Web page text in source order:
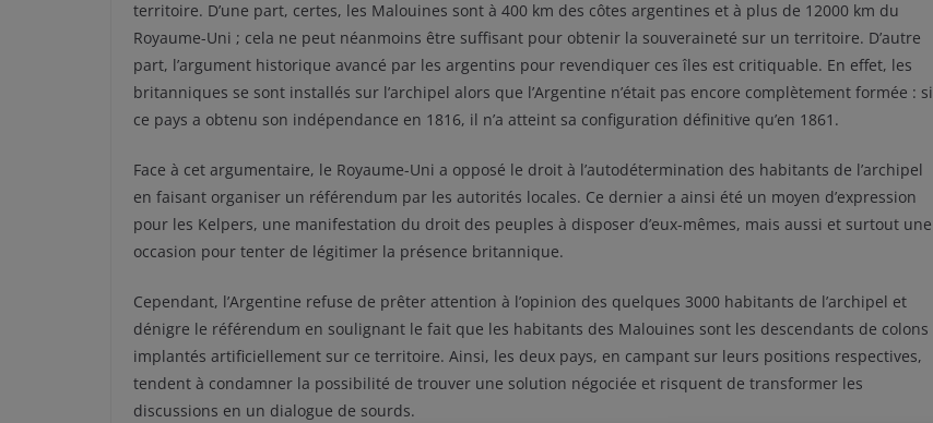
territoire. D’une part, certes, les Malouines sont à 400 km des côtes argentines et à plus de 12000 km du
Royaume-Uni ; cela ne peut néanmoins être suffisant pour obtenir la souveraineté sur un territoire. D’autre
part, l’argument historique avancé par les argentins pour revendiquer ces îles est critiquable. En effet, les
britanniques se sont installés sur l’archipel alors que l’Argentine n’était pas encore complètement formée : si
ce pays a obtenu son indépendance en 1816, il n’a atteint sa configuration définitive qu’en 1861.
Face à cet argumentaire, le Royaume-Uni a opposé le droit à l’autodétermination des habitants de l’archipel
en faisant organiser un référendum par les autorités locales. Ce dernier a ainsi été un moyen d’expression
pour les Kelpers, une manifestation du droit des peuples à disposer d’eux-mêmes, mais aussi et surtout une
occasion pour tenter de légitimer la présence britannique.
Cependant, l’Argentine refuse de prêter attention à l’opinion des quelques 3000 habitants de l’archipel et
dénigre le référendum en soulignant le fait que les habitants des Malouines sont les descendants de colons
implantés artificiellement sur ce territoire. Ainsi, les deux pays, en campant sur leurs positions respectives,
tendent à condamner la possibilité de trouver une solution négociée et risquent de transformer les
discussions en un dialogue de sourds.